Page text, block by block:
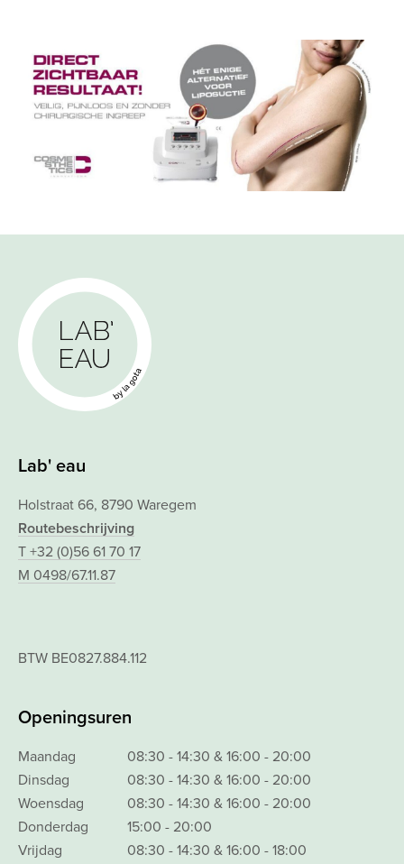
Lab' eau
Holstraat 66, 8790 Waregem
Routebeschrijving
T +32 (0)56 61 70 17
M 0498/67.11.87
BTW BE0827.884.112
Openingsuren
Maandag
08:30 - 14:30 & 16:00 - 20:00
Dinsdag
08:30 - 14:30 & 16:00 - 20:00
Woensdag
08:30 - 14:30 & 16:00 - 20:00
Donderdag
15:00 - 20:00
Vrijdag
08:30 - 14:30 & 16:00 - 18:00